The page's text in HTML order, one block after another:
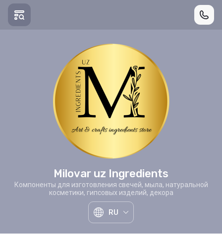
Milovar uz Ingredients
Компоненты для изготовления свечей, мыла, натуральной
косметики, гипсовых изделий, декора
RU